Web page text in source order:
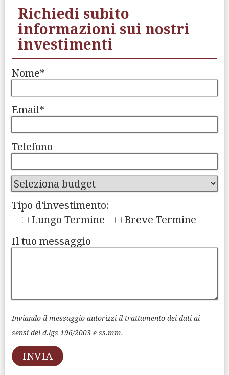
Richiedi subito
informazioni sui nostri
investimenti
Nome*
Email*
Telefono
Tipo d'investimento:
Lungo Termine
Breve Termine
Il tuo messaggio
Inviando il messaggio autorizzi il trattamento dei dati ai
sensi del d.lgs 196/2003 e ss.mm.